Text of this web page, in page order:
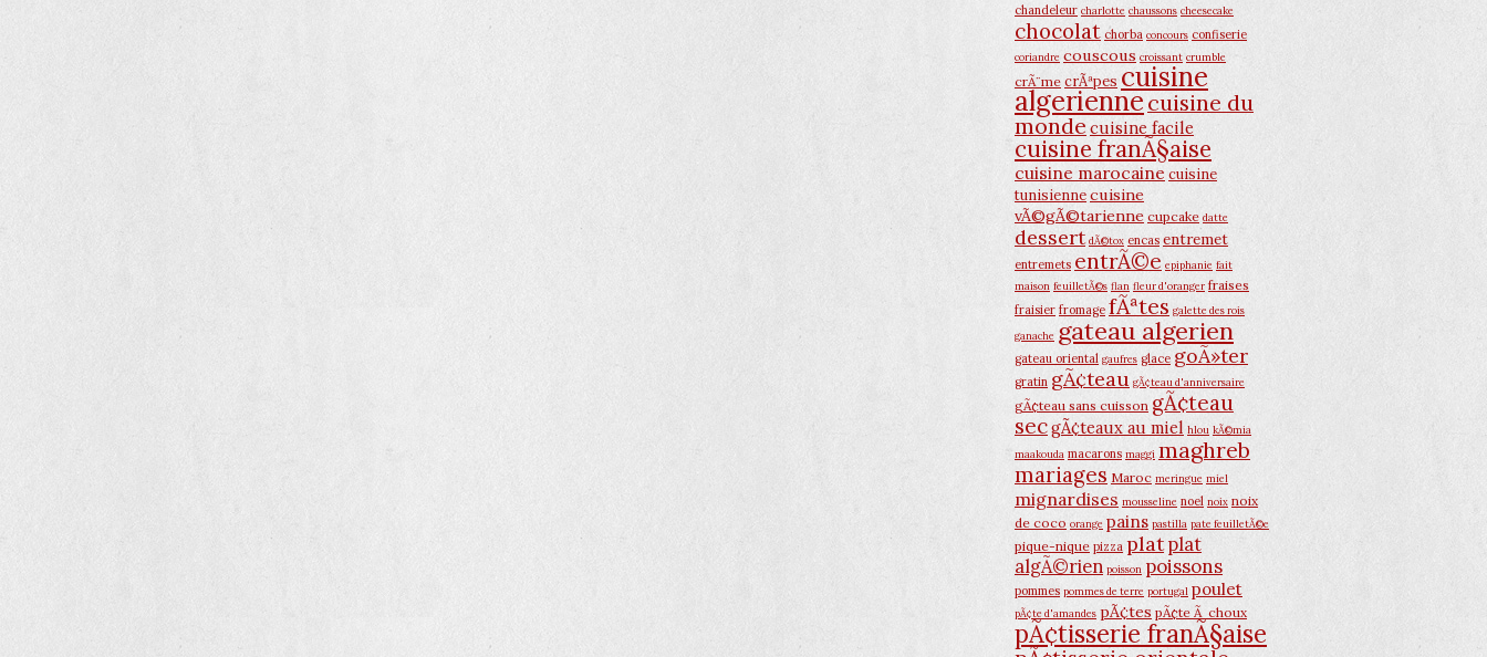
chandeleur charlotte chaussons cheesecake
chocolat chorba concours confiserie
coriandre couscous croissant crumble
crÃ¨me crÃªpes cuisine
algeriennecuisine du
monde cuisine facile
cuisine franÃ§aise
cuisine marocaine cuisine
tunisiennecuisine
vÃ©gÃ©tarienne cupcake datte
dessert dÃ©tox encas entremet
entremets entrÃ©e epiphanie fait
maison feuilletÃ©s flan fleur d'oranger fraises
fraisier fromage fÃªtes galette des rois
ganache gateau algerien
gateau oriental gaufres glace goÃ»ter
gratin gÃ¢teau gÃ¢teau d'anniversaire
gÃ¢teau sans cuisson gÃ¢teau
secgÃ¢teaux au miel hlou kÃ©mia
maakouda macarons maggi maghreb
mariages Maroc meringue miel
mignardises mousseline noel noix noix
de coco orange pains pastilla pate feuilletÃ©e
pique-nique pizza plat plat
algÃ©rien poisson poissons
pommes pommes de terre portugal poulet
pÃ¢te d'amandes pÃ¢tes pÃ¢te Ã choux
pÃ¢tisserie franÃ§aise